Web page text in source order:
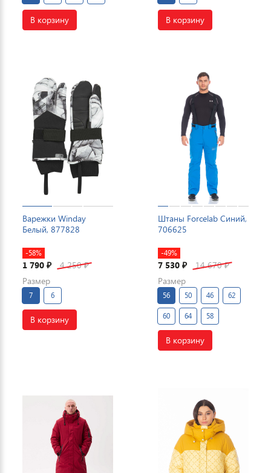
В корзину В корзину
Варежки Winday
Белый, 877828
-58%
1 790 ₽ 4 250₽
Размер
7 6
В корзину
Штаны Forcelab Синий,
706625
-49%
7 530 ₽ 14 670₽
Размер
56 50 46 62
60 64 58
В корзину